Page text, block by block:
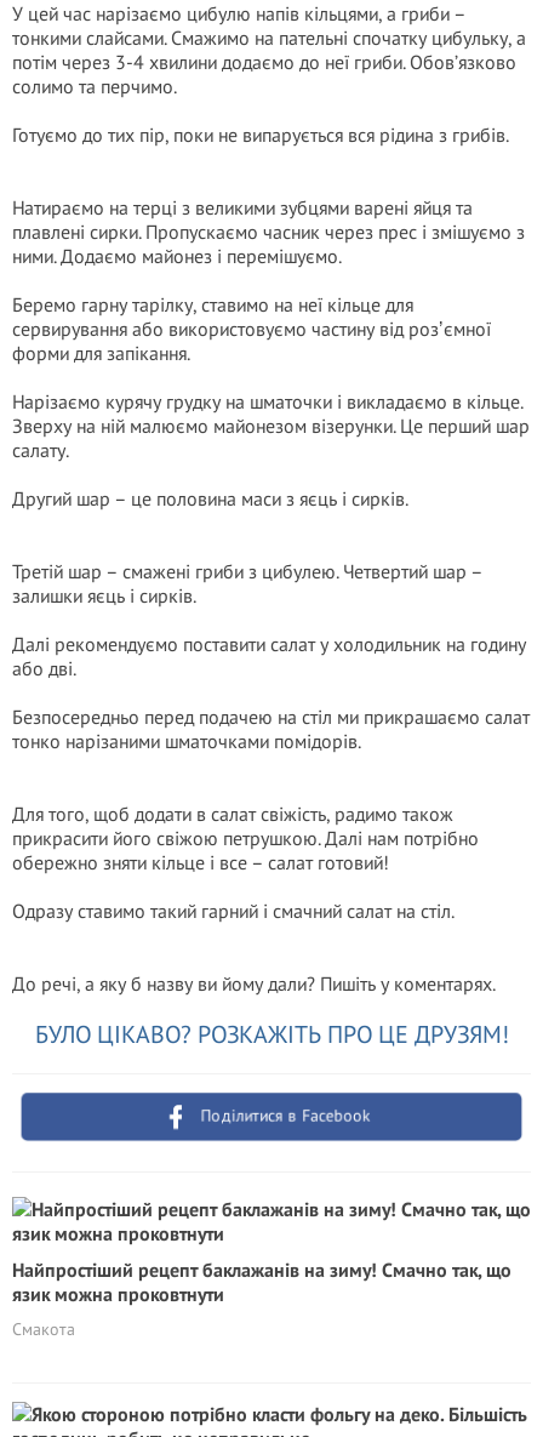
У цей час нарізаємо цибулю напів кільцями, а гриби –
тонкими слайсами. Смажимо на пательні спочатку цибульку, а
потім через 3-4 хвилини додаємо до неї гриби. Обов’язково
солимо та перчимо.
Готуємо до тих пір, поки не випарується вся рідина з грибів.
Натираємо на терці з великими зубцями варені яйця та
плавлені сирки. Пропускаємо часник через прес і змішуємо з
ними. Додаємо майонез і перемішуємо.
Беремо гарну тарілку, ставимо на неї кільце для
сервирування або використовуємо частину від розʼємної
форми для запікання.
Нарізаємо курячу грудку на шматочки і викладаємо в кільце.
Зверху на ній малюємо майонезом візерунки. Це перший шар
салату.
Другий шар – це половина маси з яєць і сирків.
Третій шар – смажені гриби з цибулею. Четвертий шар –
залишки яєць і сирків.
Далі рекомендуємо поставити салат у холодильник на годину
або дві.
Безпосередньо перед подачею на стіл ми прикрашаємо салат
тонко нарізаними шматочками помідорів.
Для того, щоб додати в салат свіжість, радимо також
прикрасити його свіжою петрушкою. Далі нам потрібно
обережнo зняти кільце і все – салат готовий!
Одразу ставимо такий гарний і смачний салат на стіл.
До речі, а яку б назву ви йому дали? Пишiть у коментapях.
БУЛО ЦІКАВО? РОЗКАЖІТЬ ПРО ЦЕ ДРУЗЯМ!
Поділитися в Facebook
Найпростіший рецепт баклажанів на зиму! Смачно так, що
язик можна проковтнути
Смакота